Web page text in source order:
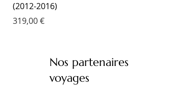
(2012-2016)
Prix
319,00 €
Nos partenaires
voyages